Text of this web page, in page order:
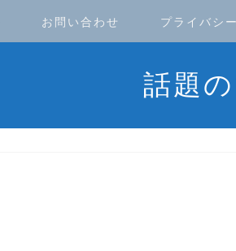
お問い合わせ プライバシ
話題